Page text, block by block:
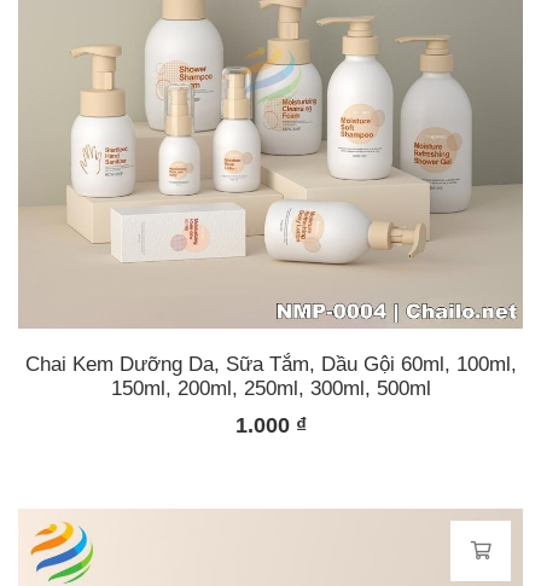
Chai Kem Dưỡng Da, Sữa Tắm, Dầu Gội 60ml, 100ml,
150ml, 200ml, 250ml, 300ml, 500ml
1.000 ₫